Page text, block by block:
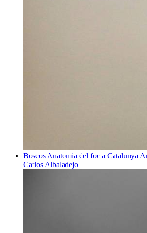
Boscos Anatomia del foc a Catalunya
Carlos Albaladejo